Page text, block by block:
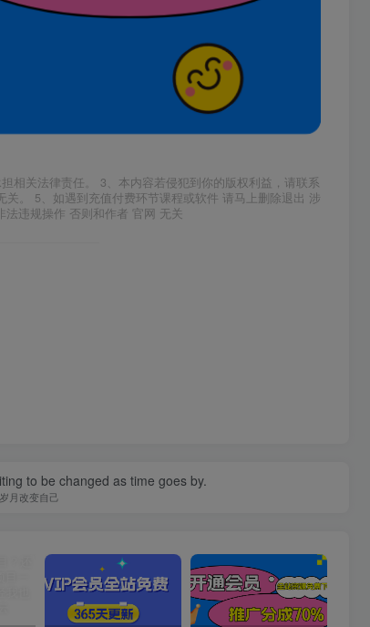
相关法律责任。 3、本内容若侵犯到你的版权利益，请联系
。 5、如遇到充值付费环节课程或软件 请马上删除退出 涉
违规操作 否则和作者 官网 无关
to be changed as time goes by.
月改变自己